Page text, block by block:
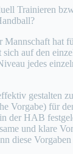
Trainieren
Mannschaft hat
auf den
jedes
gestalten
Vorgabe) für
der HAB
und klare
diese